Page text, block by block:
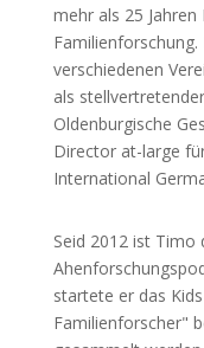
mehr als 25
verschiedenen
als
Oldenburgische
Director at-large
International
Seid 2012 ist Timo
startete er das
Familienforscher"